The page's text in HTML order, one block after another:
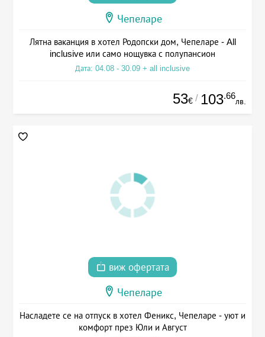
Чепеларе
Лятна ваканция в хотел Родопски дом, Чепеларе - All
inclusive или само нощувка с полупансион
Дата: 04.08 - 30.09 + all inclusive
53€ / 103.66
лв.
виж офертата
Чепеларе
Насладете се на отпуск в хотел Феникс, Чепеларе - уют и
комфорт през Юли и Август